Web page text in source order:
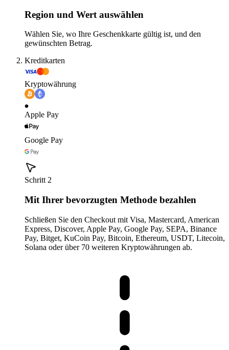
Region und Wert auswählen
Wählen Sie, wo Ihre Geschenkkarte gültig ist, und den
gewünschten Betrag.
Kreditkarten
Kryptowährung
Apple Pay
Google Pay
Schritt 2
Mit Ihrer bevorzugten Methode bezahlen
Schließen Sie den Checkout mit Visa, Mastercard, American
Express, Discover, Apple Pay, Google Pay, SEPA, Binance
Pay, Bitget, KuCoin Pay, Bitcoin, Ethereum, USDT, Litecoin,
Solana oder über 70 weiteren Kryptowährungen ab.